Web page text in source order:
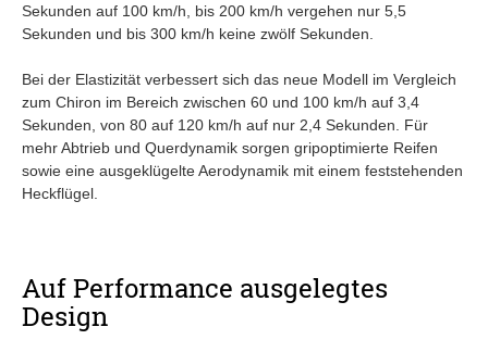
Sekunden auf 100 km/h, bis 200 km/h vergehen nur 5,5
Sekunden und bis 300 km/h keine zwölf Sekunden.
Bei der Elastizität verbessert sich das neue Modell im Vergleich
zum Chiron im Bereich zwischen 60 und 100 km/h auf 3,4
Sekunden, von 80 auf 120 km/h auf nur 2,4 Sekunden. Für
mehr Abtrieb und Querdynamik sorgen gripoptimierte Reifen
sowie eine ausgeklügelte Aerodynamik mit einem feststehenden
Heckflügel.
Auf Performance ausgelegtes
Design